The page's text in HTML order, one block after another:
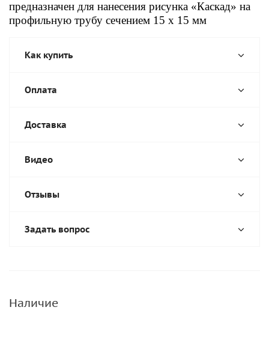
предназначен для нанесения рисунка «Каскад» на
профильную трубу сечением 15 х 15 мм
Как купить
Оплата
Доставка
Видео
Отзывы
Задать вопрос
Наличие